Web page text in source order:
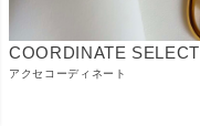
COORDINATE SELECT
アクセコーディネート